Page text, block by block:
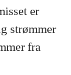
er
strømmer
fra